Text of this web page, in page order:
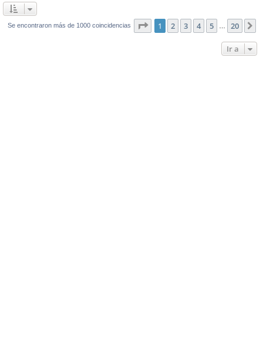
Se encontraron más de 1000 coincidencias Página de 20
1 2 3 4 5 20
Ir a